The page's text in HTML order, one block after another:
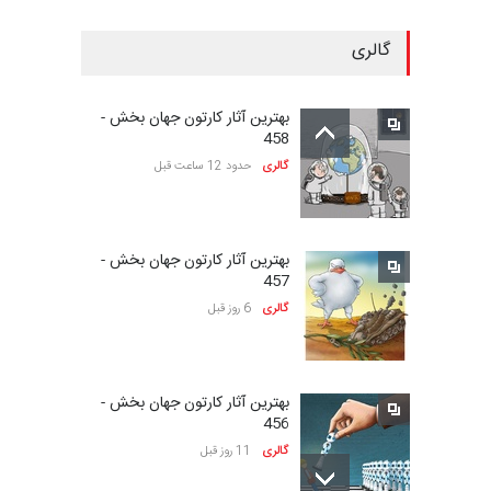
مهلت 24 روز دیگر
مهلت 24 روز دیگر
مهلت 25 روز دیگر
گالری
بهترین آثار کارتون جهان بخش -
458
گالری حدود 12 ساعت قبل
بهترین آثار کارتون جهان بخش -
457
گالری 6 روز قبل
بهترین آثار کارتون جهان بخش -
456
گالری 11 روز قبل